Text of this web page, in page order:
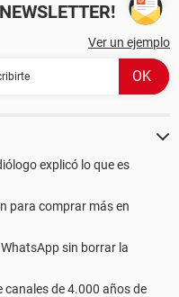
Ver un ejemplo
explicó lo que es
para comprar más en
sin borrar la
de 4.000 años de